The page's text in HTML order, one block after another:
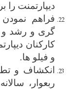
دیپارتمنت را بر
فراهم
گری و رشد و
کارکنان
و فیلو ها.
انکشاف و
ربعوار،